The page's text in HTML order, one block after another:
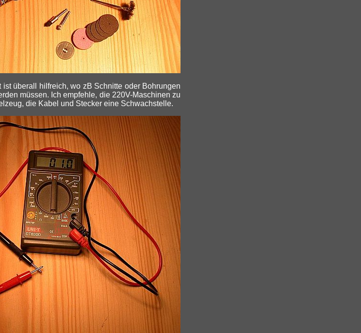
überall hilfreich, wo zB Schnitte oder Bohrungen
müssen. Ich empfehle, die 220V-Maschinen zu
die Kabel und Stecker eine Schwachstelle.